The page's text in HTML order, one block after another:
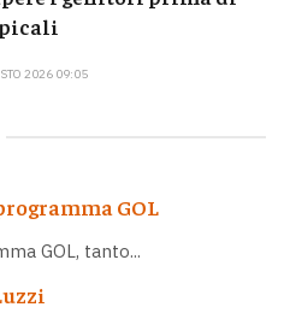
2026 09:05
GOL
GOL, tanto...